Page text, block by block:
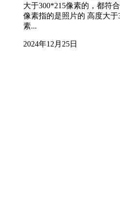
大于300*215像素的，都符
像素指的是照片的 高度大于
素...
2024年12月25日